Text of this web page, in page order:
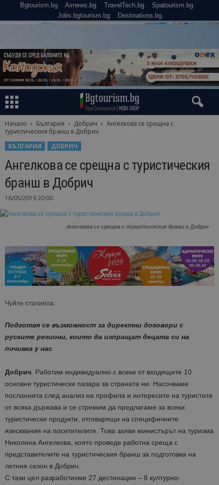
Bgtourism.bg Airnews.bg TravelTech.bg
Spatourism.bg
Jobs.bgtourism.bg
Destinations.bg
Начало България Добрич
Ангелкова се срещна с
туристическия бранш в Добрич
БЪЛГАРИЯ
ДОБРИЧ
Ангелкова се срещна с туристическия
бранш в Добрич
16/05/2019 20:00
Ангелкова се срещна с туристическия бранш в Добрич
Чуйте статията:
Подготвя се възможност за директни договори с
руските региони, които да изпращат децата си на
почивка у нас
Добрич. Работим индивидуално с всеки от входящите 10
основни туристически пазара за страната ни. Насочваме
посланията след анализ на профила и интересите на туристите
от всяка държава и се стремим да предлагаме за всеки
туристически продукти, отговарящи на специфичните
изисквания на посетителите. Това заяви министърът на туризма
Николина Ангелкова, която проведе работна среща с
представителите на туристическия бранш за подготовка на
летния сезон в Добрич.
С тази цел разработихме 27 дестинации – 8 културно-